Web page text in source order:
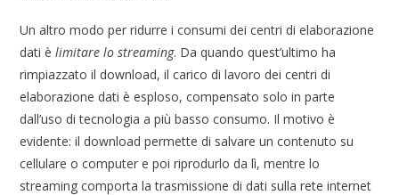
Un altro modo per ridurre i consumi dei centri di elaborazione
dati èlimitare lo streaming. Da quando quest’ultimo ha
rimpiazzato il download, il carico di lavoro dei centri di
elaborazione dati è esploso, compensato solo in parte
dall’uso di tecnologia a più basso consumo. Il motivo è
evidente: il download permette di salvare un contenuto su
cellulare o computer e poi riprodurlo da lì, mentre lo
streaming comporta la trasmissione di dati sulla rete internet